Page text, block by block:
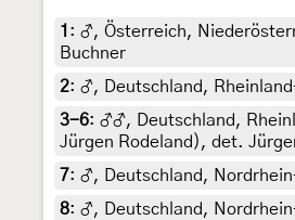
1 : ♂, Österreich,
Buchner
2: ♂, Deutschland,
3-6: ♂♂, Deutschland,
Jürgen Rodeland), det.
7: ♂, Deutschland,
8: ♂, Deutschland,